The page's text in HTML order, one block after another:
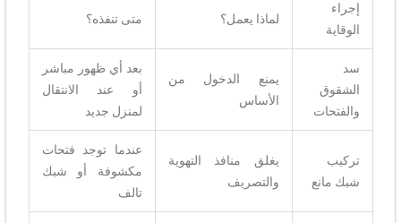
إجراء
الوقاية
لماذا يعمل؟ متى تنفذه؟
سد
الشقوق
والفتحات
يمنع الدخول من
الأساس
بعد أي ظهور مباشر
أو عند الانتقال
لمنزل جديد
تركيب
شبك مانع
يغلق منافذ التهوية
والتصريف
عندما توجد فتحات
مكشوفة أو شبك
تالف